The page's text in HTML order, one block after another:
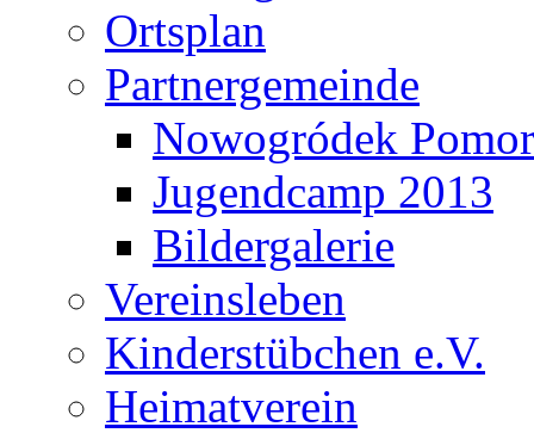
Ortsplan
Partnergemeinde
Nowogródek
Jugendcamp 2013
Bildergalerie
Vereinsleben
Kinderstübchen e.V.
Heimatverein